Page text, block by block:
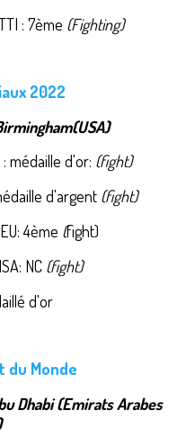
: 7ème (Fighting)
2022
médaille d'or: (fight)
d'argent (fight)
4ème (fight)
NC (fight)
d'or
du Monde
Dhabi (Emirats Arabes